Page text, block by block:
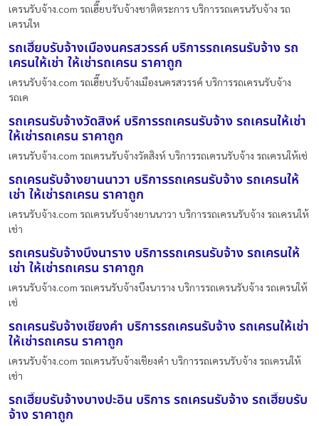
เครนรับจ้าง.com รถเฮี๊ยบรับจ้างชาติตระการ บริการรถเครนรับจ้าง รถ
เครนให
รถเฮี๊ยบรับจ้างเมืองนครสวรรค์ บริการรถเครนรับจ้าง รถ
เครนให้เช่า ให้เช่ารถเครน ราคาถูก
เครนรับจ้าง.com รถเฮี๊ยบรับจ้างเมืองนครสวรรค์ บริการรถเครนรับจ้าง
รถเค
รถเครนรับจ้างวัดสิงห์ บริการรถเครนรับจ้าง รถเครนให้เช่า
ให้เช่ารถเครน ราคาถูก
เครนรับจ้าง.com รถเครนรับจ้างวัดสิงห์ บริการรถเครนรับจ้าง รถเครนให้เช่
รถเครนรับจ้างยานนาวา บริการรถเครนรับจ้าง รถเครนให้
เช่า ให้เช่ารถเครน ราคาถูก
เครนรับจ้าง.com รถเครนรับจ้างยานนาวา บริการรถเครนรับจ้าง รถเครนให้
เช่า
รถเครนรับจ้างบึงนาราง บริการรถเครนรับจ้าง รถเครนให้
เช่า ให้เช่ารถเครน ราคาถูก
เครนรับจ้าง.com รถเครนรับจ้างบึงนาราง บริการรถเครนรับจ้าง รถเครนให้
เช่
รถเครนรับจ้างเชียงคำ บริการรถเครนรับจ้าง รถเครนให้เช่า
ให้เช่ารถเครน ราคาถูก
เครนรับจ้าง.com รถเครนรับจ้างเชียงคำ บริการรถเครนรับจ้าง รถเครนให้
เช่า
รถเฮี๊ยบรับจ้างบางปะอิน บริการ รถเครนรับจ้าง รถเฮี๊ยบรับ
จ้าง ราคาถูก